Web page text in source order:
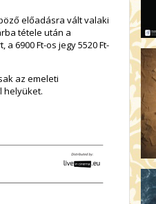
előadásra vált valaki
tétele után a
6900 Ft-os jegy 5520 Ft-
az emeleti
helyüket.